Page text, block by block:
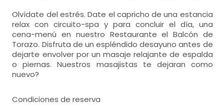
Olvídate del estrés. Date el capricho de una estancia
relax con circuito-spa y para concluir el día, una
cena-menú en nuestro Restaurante el Balcón de
Torazo. Disfruta de un espléndido desayuno antes de
dejarte envolver por un masaje relajante de espalda
o piernas. Nuestros masajistas te dejaran como
nuevo?
Condiciones de reserva